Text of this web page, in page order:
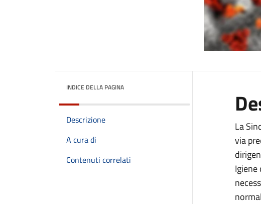
INDICE DELLA PAGINA
Descrizione
A cura di
Contenuti correlati
La
via
Igiene